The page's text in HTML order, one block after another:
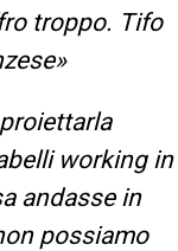
troppo. Tifo
working in
andasse in
possiamo